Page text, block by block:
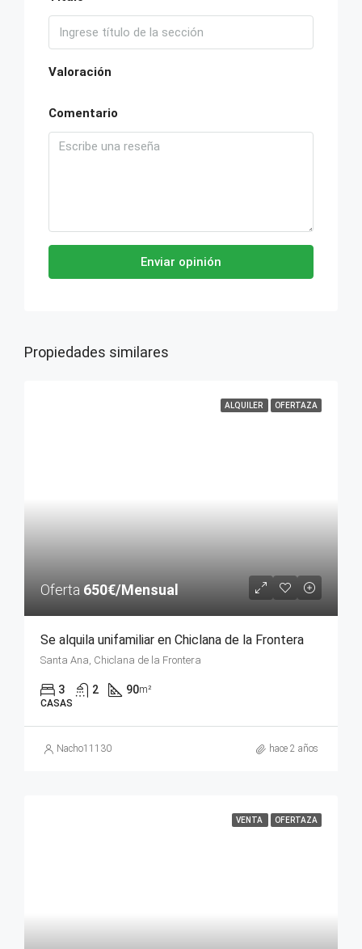
Valoración
Comentario
Enviar opinión
Propiedades similares
ALQUILER OFERTAZA
Oferta 650€/Mensual
Se alquila unifamiliar en Chiclana de la Frontera
Santa Ana, Chiclana de la Frontera
3 2 90m²
CASAS
Nacho11130 hace 2 años
VENTA OFERTAZA